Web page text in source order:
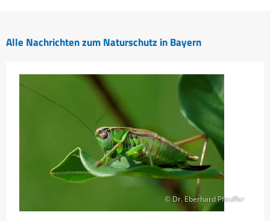
Alle Nachrichten zum Naturschutz in Bayern
© Dr. Eberhard Pfeuffer